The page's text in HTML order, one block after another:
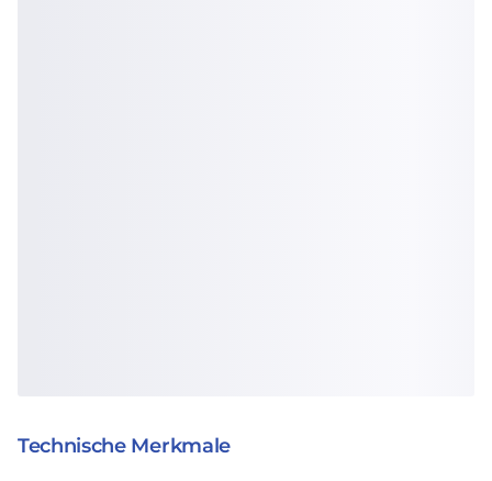
Technische Merkmale